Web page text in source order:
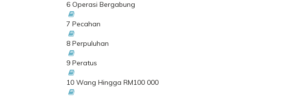
6 Operasi Bergabung
7 Pecahan
8 Perpuluhan
9 Peratus
10 Wang Hingga RM100 000